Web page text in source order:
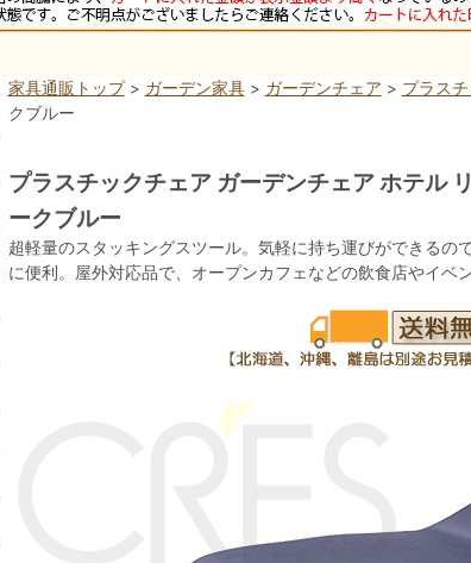
家具通販トップ> ガーデン家具> ガーデンチェア > プラス
クブルー
プラスチックチェア ガーデンチェア ホテル
ークブルー
超軽量のスタッキングスツール。気軽に持ち運びができるの
に便利。屋外対応品で、オープンカフェなどの飲食店やイベ